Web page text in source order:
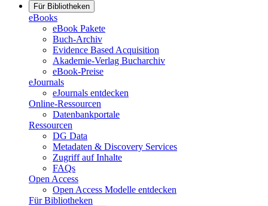
Für Bibliotheken
eBooks
eBook Pakete
Buch-Archiv
Evidence Based Acquisition
Akademie-Verlag Bucharchiv
eBook-Preise
eJournals
eJournals entdecken
Online-Ressourcen
Datenbankportale
Ressourcen
DG Data
Metadaten & Discovery Services
Zugriff auf Inhalte
FAQs
Open Access
Open Access Modelle entdecken
Für Bibliotheken